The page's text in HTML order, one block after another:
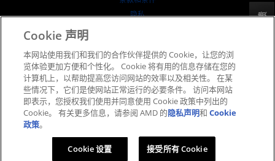
反馈
隐私
公开公平竞争
英国税收策略
Cookie 政策
Cookie 设置
Cookie 声明
本网站使用我们和我们的合作伙伴提供的 Cookie，让您的浏
览体验更加方便和个性化。 Cookie 将有用的信息存储在您的
计算机上，以帮助提高您访问网站的效率以及相关性。 在某
些情况下，它们是使网站正常运行的必要条件。 访问本网站
即表示，您授权我们使用并同意使用 Cookie 政策中列出的
Cookie。 有关更多信息，请参阅 AMD 的隐私声明和Cookie
政策。
Cookie 设置 接受所有 Cookie